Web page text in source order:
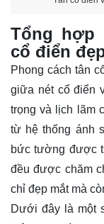
Tổng hợp
cổ điển
Phong cách tân
giữa nét cổ điển
trọng và lịch lãm
từ hệ thống ánh
bức tường được
đều được chăm
chỉ đẹp mắt mà
Dưới đây là một